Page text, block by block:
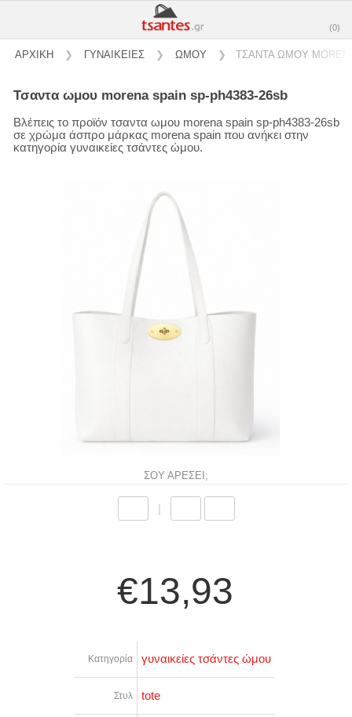
(0)
ΑΡΧΙΚΗ ❯ ΓΥΝΑΙΚΕΙΕΣ ❯ ΩΜΟΥ ❯ ΤΣΑΝΤΑ ΩΜΟΥ
τσαντα ωμου morena spain sp-ph4383-26sb
Βλέπεις το προϊόν τσαντα ωμου morena spain sp-ph4383-26sb
σε χρώμα άσπρο μάρκας morena spain που ανήκει στην
κατηγορία γυναικείες τσάντες ώμου.
ΣΟΥ ΑΡΕΣΕΙ;
€13,93
Κατηγορία γυναικείες τσάντες ώμου
Στυλ tote